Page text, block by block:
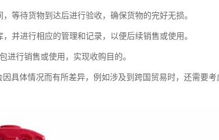
等待货物到达后进行验收，确保货物的完好无损。
并进行相应的管理和记录，以便后续销售或使用。
进行销售或使用，实现收购目的。
具体情况而有所差异，例如涉及到跨国贸易时，还需要